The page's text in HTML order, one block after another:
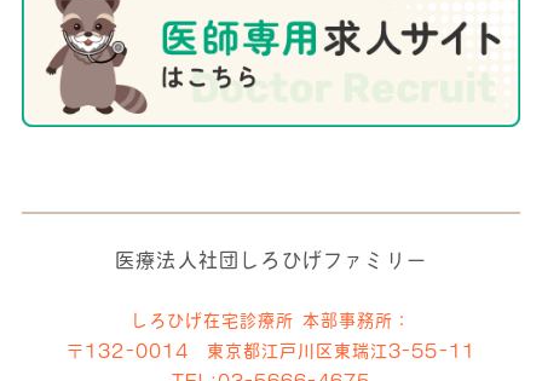
医療法人社団しろひげファミリー
しろひげ在宅診療所 本部事務所：
〒132-0014 東京都江戸川区東瑞江3-55-11